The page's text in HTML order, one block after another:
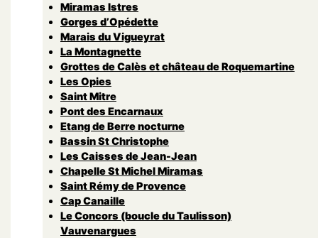
Miramas Istres
Gorges d’Opédette
Marais du Vigueyrat
La Montagnette
Grottes de Calès et château de Roquemartine
Les Opies
Saint Mitre
Pont des Encarnaux
Etang de Berre nocturne
Bassin St Christophe
Les Caisses de Jean-Jean
Chapelle St Michel Miramas
Saint Rémy de Provence
Cap Canaille
Le Concors (boucle du Taulisson)
Vauvenargues